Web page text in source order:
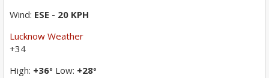
Wind: ESE - 20 KPH
Lucknow Weather
+34
High: +36° Low: +28°